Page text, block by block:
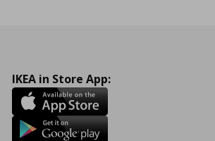
IKEA in Store App: